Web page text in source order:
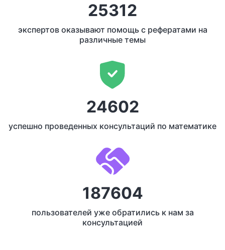
25312
экспертов оказывают помощь с рефератами на
различные темы
24602
успешно проведенных консультаций по математике
187604
пользователей уже обратились к нам за
консультацией